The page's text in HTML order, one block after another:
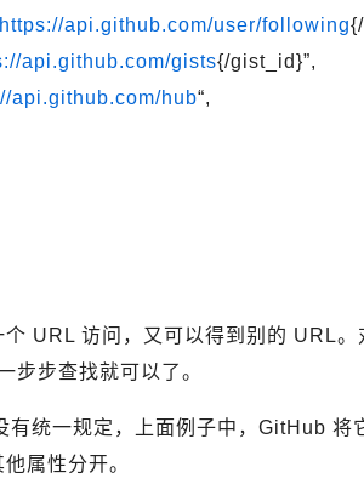
https://api.github.com/user/following
api.github.com/gists{/gist_id}”,
api.github.com/hub“,
个 URL 访问，又可以得到别的 URL
步步查找就可以了。
有统一规定，上面例子中，GitHub 将
属性分开。